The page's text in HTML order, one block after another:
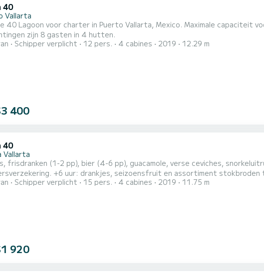
40
Vallarta
40 Lagoon voor charter in Puerto Vallarta, Mexico. Maximale capaciteit
zijn 8 gasten in 4 hutten.
Schipper verplicht 12 pers. 4 cabines 2019 12.29 m
400
40
Vallarta
frisdranken (1-2 pp), bier (4-6 pp), guacamole, verse ceviches,
+6 uur: drankjes, seizoensfruit en assortiment stokbroden
en chips toevoegen. Extra kosten van $ 50 / gast vanaf de 10e gast aan boord.
Schipper verplicht 15 pers. 4 cabines 2019 11.75 m
920